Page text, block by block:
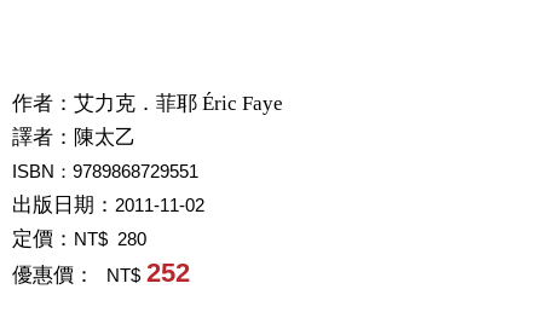
作者： 艾力克．菲耶 Éric Faye
譯者： 陳太乙
ISBN：9789868729551
出版日期： 2011-11-02
定價： NT$ 280
優惠價： NT$ 252